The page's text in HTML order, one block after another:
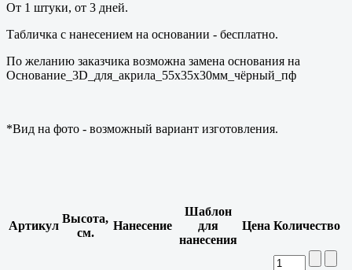
От 1 штуки, от 3 дней.
Табличка с нанесением на основании - бесплатно.
По желанию заказчика возможна замена основания на
Основание_3D_для_акрила_55x35x30мм_чёрный_пф
*Вид на фото - возможный вариант изготовления.
Артикул
Высота,
см.
Нанесение
Шаблон
для
нанесения
Цена Количество